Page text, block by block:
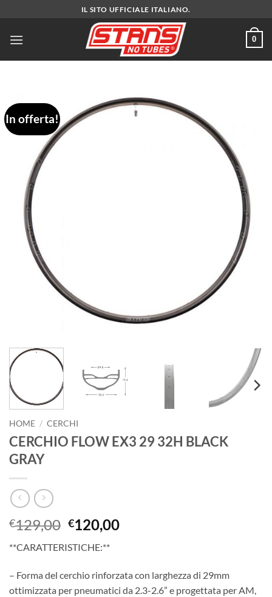
contenuti
IL SITO UFFICIALE ITALIANO.
0
In offerta!
HOME / CERCHI
CERCHIO FLOW EX3 29 32H BLACK
GRAY
€129,00 Il
prezzo
originale
era:
€129,00.
€120,00Il
è:
€120,00.
**CARATTERISTICHE:**
– Forma del cerchio rinforzata con larghezza di 29mm
ottimizzata per pneumatici da 2.3-2.6” e progettata per AM,